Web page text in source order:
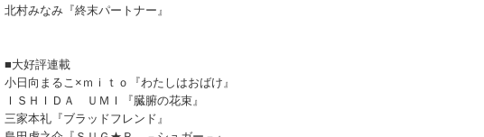
北村みなみ『終末パートナー』
■大好評連載
小日向まるこ×ｍｉｔｏ『わたしはおばけ』
ＩＳＨＩＤＡ ＵＭＩ『臓腑の花束』
三家本礼『ブラッドフレンド』